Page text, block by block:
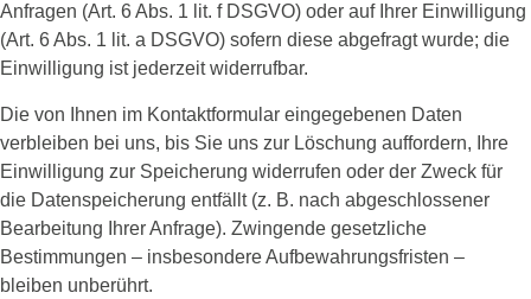
Anfragen (Art. 6 Abs. 1 lit. f DSGVO) oder auf Ihrer Einwilligung
(Art. 6 Abs. 1 lit. a DSGVO) sofern diese abgefragt wurde; die
Einwilligung ist jederzeit widerrufbar.
Die von Ihnen im Kontaktformular eingegebenen Daten
verbleiben bei uns, bis Sie uns zur Löschung auffordern, Ihre
Einwilligung zur Speicherung widerrufen oder der Zweck für
die Datenspeicherung entfällt (z. B. nach abgeschlossener
Bearbeitung Ihrer Anfrage). Zwingende gesetzliche
Bestimmungen – insbesondere Aufbewahrungsfristen –
bleiben unberührt.